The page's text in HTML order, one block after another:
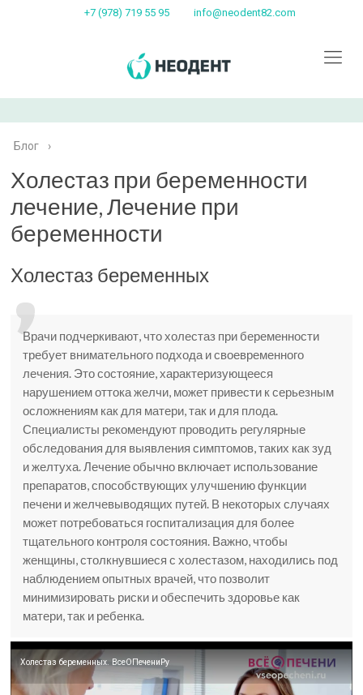
+7 (978) 719 55 95 info@neodent82.com
Блог ›
Холестаз при беременности
лечение, Лечение при
беременности
Холестаз беременных
Врачи подчеркивают, что холестаз при беременности
требует внимательного подхода и своевременного
лечения. Это состояние, характеризующееся
нарушением оттока желчи, может привести к серьезным
осложнениям как для матери, так и для плода.
Специалисты рекомендуют проводить регулярные
обследования для выявления симптомов, таких как зуд
и желтуха. Лечение обычно включает использование
препаратов, способствующих улучшению функции
печени и желчевыводящих путей. В некоторых случаях
может потребоваться госпитализация для более
тщательного контроля состояния. Важно, чтобы
женщины, столкнувшиеся с холестазом, находились под
наблюдением опытных врачей, что позволит
минимизировать риски и обеспечить здоровье как
матери, так и ребенка.
Холестаз беременных. ВсеОПечениРу